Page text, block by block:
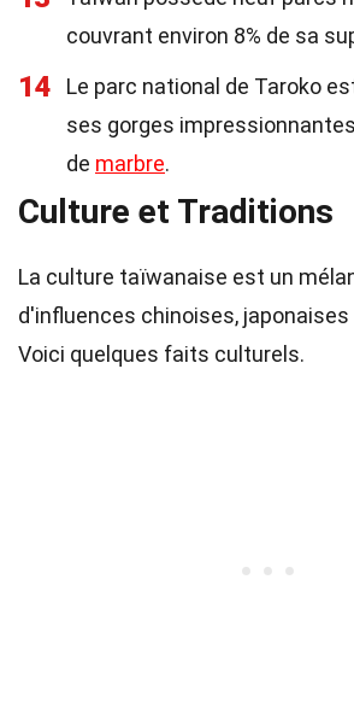
couvrant environ 8% de sa
14
Le parc national de Taroko
ses gorges
de marbre.
Culture et Traditions
La culture taïwanaise est un
d'influences chinoises,
Voici quelques faits culturels.